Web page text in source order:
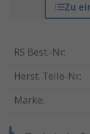
Zu
RS Best.-Nr.:
Herst. Teile-Nr.:
Marke: